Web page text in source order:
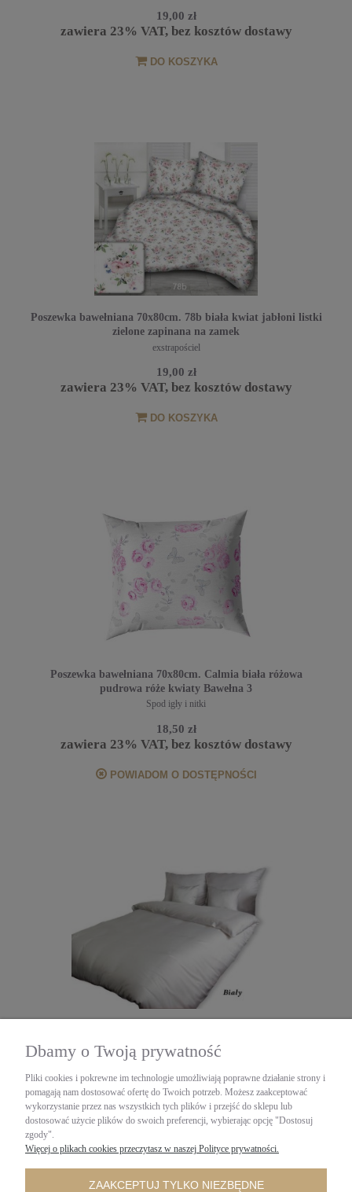
19,00 zł
zawiera 23% VAT, bez kosztów dostawy
DO KOSZYKA
Poszewka bawełniana 70x80cm. 78b biała kwiat jabłoni listki
zielone zapinana na zamek
exstrapościel
19,00 zł
zawiera 23% VAT, bez kosztów dostawy
DO KOSZYKA
Poszewka bawełniana 70x80cm. Calmia biała różowa
pudrowa róże kwiaty Bawełna 3
Spod igły i nitki
18,50 zł
zawiera 23% VAT, bez kosztów dostawy
POWIADOM O DOSTĘPNOŚCI
kolory do wyboru
Darymex
25,89 zł
zawiera 23% VAT, bez kosztów dostawy
Dbamy o Twoją prywatność
Pliki cookies i pokrewne im technologie umożliwiają poprawne działanie strony i
pomagają nam dostosować ofertę do Twoich potrzeb. Możesz zaakceptować
wykorzystanie przez nas wszystkich tych plików i przejść do sklepu lub
dostosować użycie plików do swoich preferencji, wybierając opcję "Dostosuj
zgody".
Więcej o plikach cookies przeczytasz w naszej Polityce prywatności.
ZAAKCEPTUJ TYLKO NIEZBĘDNE